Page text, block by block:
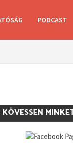
PODCAST
KÖVESSEN